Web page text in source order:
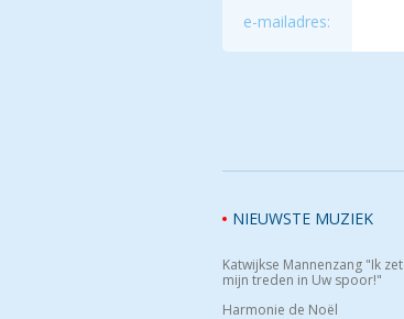
e-mailadres:
NIEUWSTE MUZIEK
Katwijkse Mannenzang "Ik zet
mijn treden in Uw spoor!"
Harmonie de Noël